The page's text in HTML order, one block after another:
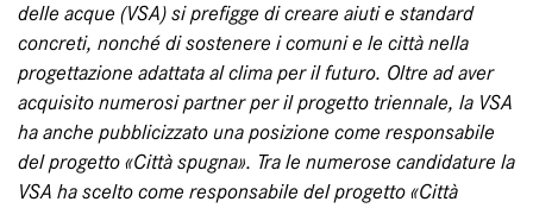
delle acque (VSA) si prefigge di creare aiuti e standard
concreti, nonché di sostenere i comuni e le città nella
progettazione adattata al clima per il futuro. Oltre ad aver
acquisito numerosi partner per il progetto triennale, la VSA
ha anche pubblicizzato una posizione come responsabile
del progetto «Città spugna». Tra le numerose candidature la
VSA ha scelto come responsabile del progetto «Città